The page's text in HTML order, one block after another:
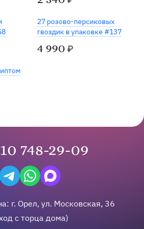
27 розово-персиковых
гвоздик в упаковке #137
4 990 ₽
748-29-09
Написать в Telegram
Написать на WhatsApp
Написать в Max
г. Орел, ул. Московская, 36
с торца дома)